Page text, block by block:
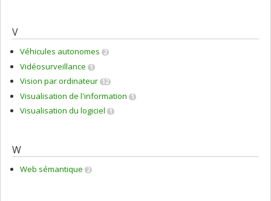
V
Véhicules autonomes 2
Vidéosurveillance 1
Vision par ordinateur 12
Visualisation de l'information 1
Visualisation du logiciel 1
W
Web sémantique 2